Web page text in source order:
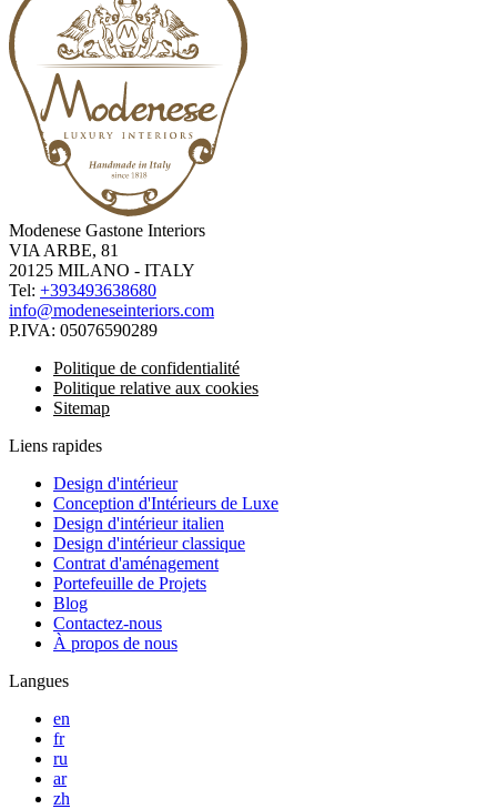
Modenese Gastone Interiors
VIA ARBE, 81
20125 MILANO - ITALY
Tel: +393493638680
info@modeneseinteriors.com
P.IVA: 05076590289
Politique de confidentialité
Politique relative aux cookies
Sitemap
Liens rapides
Design d'intérieur
Conception d'Intérieurs de Luxe
Design d'intérieur italien
Design d'intérieur classique
Contrat d'aménagement
Portefeuille de Projets
Blog
Contactez-nous
À propos de nous
Langues
en
fr
ru
ar
zh